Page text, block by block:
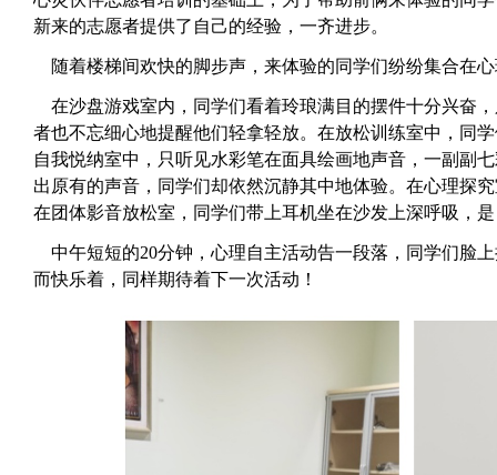
新来的志愿者提供了自己的经验，一齐进步。
随着楼梯间欢快的脚步声，来体验的同学们纷纷集合在
在沙盘游戏室内，同学们看着玲琅满目的摆件十分兴奋
者也不忘细心地提醒他们轻拿轻放。在放松训练室中，同
自我悦纳室中，只听见水彩笔在面具绘画地声音，一副副
出原有的声音，同学们却依然沉静其中地体验。在心理探
在团体影音放松室，同学们带上耳机坐在沙发上深呼吸，
中午短短的20分钟，心理自主活动告一段落，同学们脸
而快乐着，同样期待着下一次活动！